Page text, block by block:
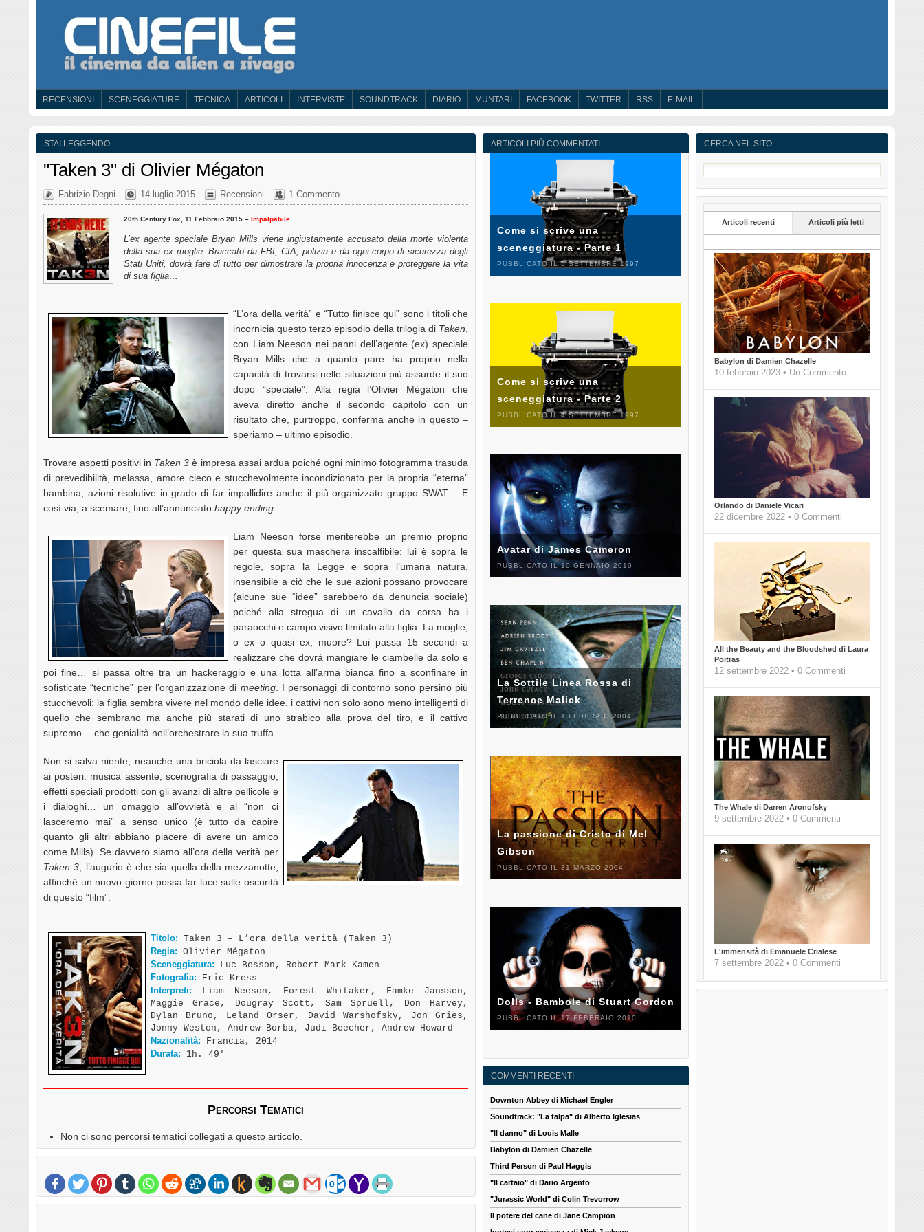
RECENSIONI SCENEGGIATURE TECNICA ARTICOLI INTERVISTE SOUNDTRACK DIARIO MUNTARI FACEBOOK TWITTER RSS E-MAIL
STAI LEGGENDO:
"Taken 3" di Olivier Mégaton
Fabrizio Degni 14 luglio 2015 Recensioni 1 Commento
20th Century Fox, 11 Febbraio 2015 – Impalpabile
L’ex agente speciale Bryan Mills viene ingiustamente accusato della morte violenta
della sua ex moglie. Braccato da FBI, CIA, polizia e da ogni corpo di sicurezza degli
Stati Uniti, dovrà fare di tutto per dimostrare la propria innocenza e proteggere la vita
di sua figlia…
“L’ora della verità” e “Tutto finisce qui” sono i titoli che
incornicia questo terzo episodio della trilogia di Taken
con Liam Neeson nei panni dell’agente (ex) speciale
Bryan Mills che a quanto pare ha proprio nella
capacità di trovarsi nelle situazioni più assurde il suo
dopo “speciale”. Alla regia l’Olivier Mégaton che
aveva diretto anche il secondo capitolo con un
risultato che, purtroppo, conferma anche in questo –
speriamo – ultimo episodio.
Trovare aspetti positivi in Taken 3 è impresa assai ardua poiché ogni minimo fotogramma trasuda
di prevedibilità, melassa, amore cieco e stucchevolmente incondizionato per la propria “eterna”
bambina, azioni risolutive in grado di far impallidire anche il più organizzato gruppo SWAT… E
così via, a scemare, fino all’annunciato happy ending
Liam Neeson forse meriterebbe un premio proprio
per questa sua maschera inscalfibile: lui è sopra le
regole, sopra la Legge e sopra l’umana natura,
insensibile a ciò che le sue azioni possano provocare
(alcune sue “idee” sarebbero da denuncia sociale)
poiché alla stregua di un cavallo da corsa ha i
paraocchi e campo visivo limitato alla figlia. La moglie,
o ex o quasi ex, muore? Lui passa 15 secondi a
realizzare che dovrà mangiare le ciambelle da solo e
poi fine… si passa oltre tra un hackeraggio e una lotta all’arma bianca fino a sconfinare in
sofisticate “tecniche” per l’organizzazione di meeting. I personaggi di contorno sono persino più
stucchevoli: la figlia sembra vivere nel mondo delle idee, i cattivi non solo sono meno intelligenti di
quello che sembrano ma anche più starati di uno strabico alla prova del tiro, e il cattivo
supremo… che genialità nell’orchestrare la sua truffa.
Non si salva niente, neanche una briciola da lasciare
ai posteri: musica assente, scenografia di passaggio,
effetti speciali prodotti con gli avanzi di altre pellicole e
i dialoghi… un omaggio all’ovvietà e al “non ci
lasceremo mai” a senso unico (è tutto da capire
quanto gli altri abbiano piacere di avere un amico
come Mills). Se davvero siamo all’ora della verità per
Taken 3 , l’augurio è che sia quella della mezzanotte,
affinché un nuovo giorno possa far luce sulle oscurità
di questo “film”.
Titolo: Taken 3 – L’ora della verità (Taken 3)
Regia: Olivier Mégaton
Sceneggiatura: Luc Besson, Robert Mark Kamen
Fotografia: Eric Kress
Interpreti: Liam Neeson, Forest Whitaker, Famke Janssen,
Maggie Grace, Dougray Scott, Sam Spruell, Don Harvey,
Dylan Bruno, Leland Orser, David Warshofsky, Jon Gries,
Jonny Weston, Andrew Borba, Judi Beecher, Andrew Howard
Nazionalità: Francia, 2014
Durata: 1h. 49′
Percorsi Tematici
Non ci sono percorsi tematici collegati a questo articolo.
CERCA NEL SITO
Articoli recenti Articoli più letti
Babylon di Damien Chazelle
10 febbraio 2023 • Un Commento
Orlando di Daniele Vicari
22 dicembre 2022 • 0 Commenti
All the Beauty and the Bloodshed di Laura
Poitras
12 settembre 2022 • 0 Commenti
The Whale di Darren Aronofsky
9 settembre 2022 • 0 Commenti
L'immensità di Emanuele Crialese
7 settembre 2022 • 0 Commenti
ARTICOLI PIÙ COMMENTATI
Come si scrive una
sceneggiatura - Parte 1
PUBBLICATO IL 5 SETTEMBRE 1997
Come si scrive una
sceneggiatura - Parte 2
PUBBLICATO IL 4 SETTEMBRE 1997
Avatar di James Cameron
PUBBLICATO IL 10 GENNAIO 2010
La Sottile Linea Rossa di
Terrence Malick
PUBBLICATO IL 1 FEBBRAIO 2004
La passione di Cristo di Mel
Gibson
PUBBLICATO IL 31 MARZO 2004
Dolls - Bambole di Stuart Gordon
PUBBLICATO IL 17 FEBBRAIO 2010
COMMENTI RECENTI
Downton Abbey di Michael Engler
Soundtrack: "La talpa" di Alberto Iglesias
"Il danno" di Louis Malle
Babylon di Damien Chazelle
Third Person di Paul Haggis
"Il cartaio" di Dario Argento
"Jurassic World" di Colin Trevorrow
Il potere del cane di Jane Campion